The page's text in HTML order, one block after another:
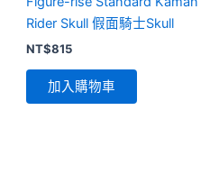
Rider Skull 假面騎士Skull
NT$815
加入購物車